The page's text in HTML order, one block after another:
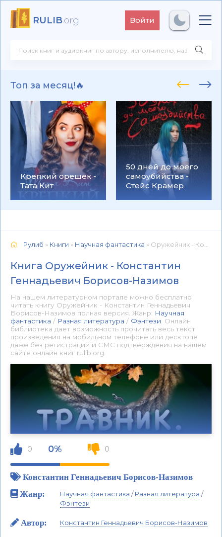
RULIB.org Войти
Топ за месяц!🔥
Крепкий орешек -
Тата Кит
50 дней до моего
самоубийства -
Стейс Крамер
Рулиб » Книги » Научная фантастика » Оружейник - Константин Геннадьевич Борисов-Назимов 📕 - Книга онлайн бесплатно
Книга Оружейник - Константин
Геннадьевич Борисов-Назимов
На нашем литературном портале можно бесплатно
читать книгу Оружейник - Константин Геннадьевич
Борисов-Назимов полная версия. Жанр: Научная
фантастика / Разная литература / Фэнтези . Онлайн
библиотека дает возможность прочитать весь текст
произведения на мобильном телефоне или десктопе
даже без регистрации и СМС подтверждения на нашем
сайте онлайн книг rulib.org.
0 0% 0
Константин Геннадьевич Борисов-Назимов
Жанр:
Научная фантастика /Разная литература /
Фэнтези
Автор: Константин Геннадьевич Борисов-Назимов